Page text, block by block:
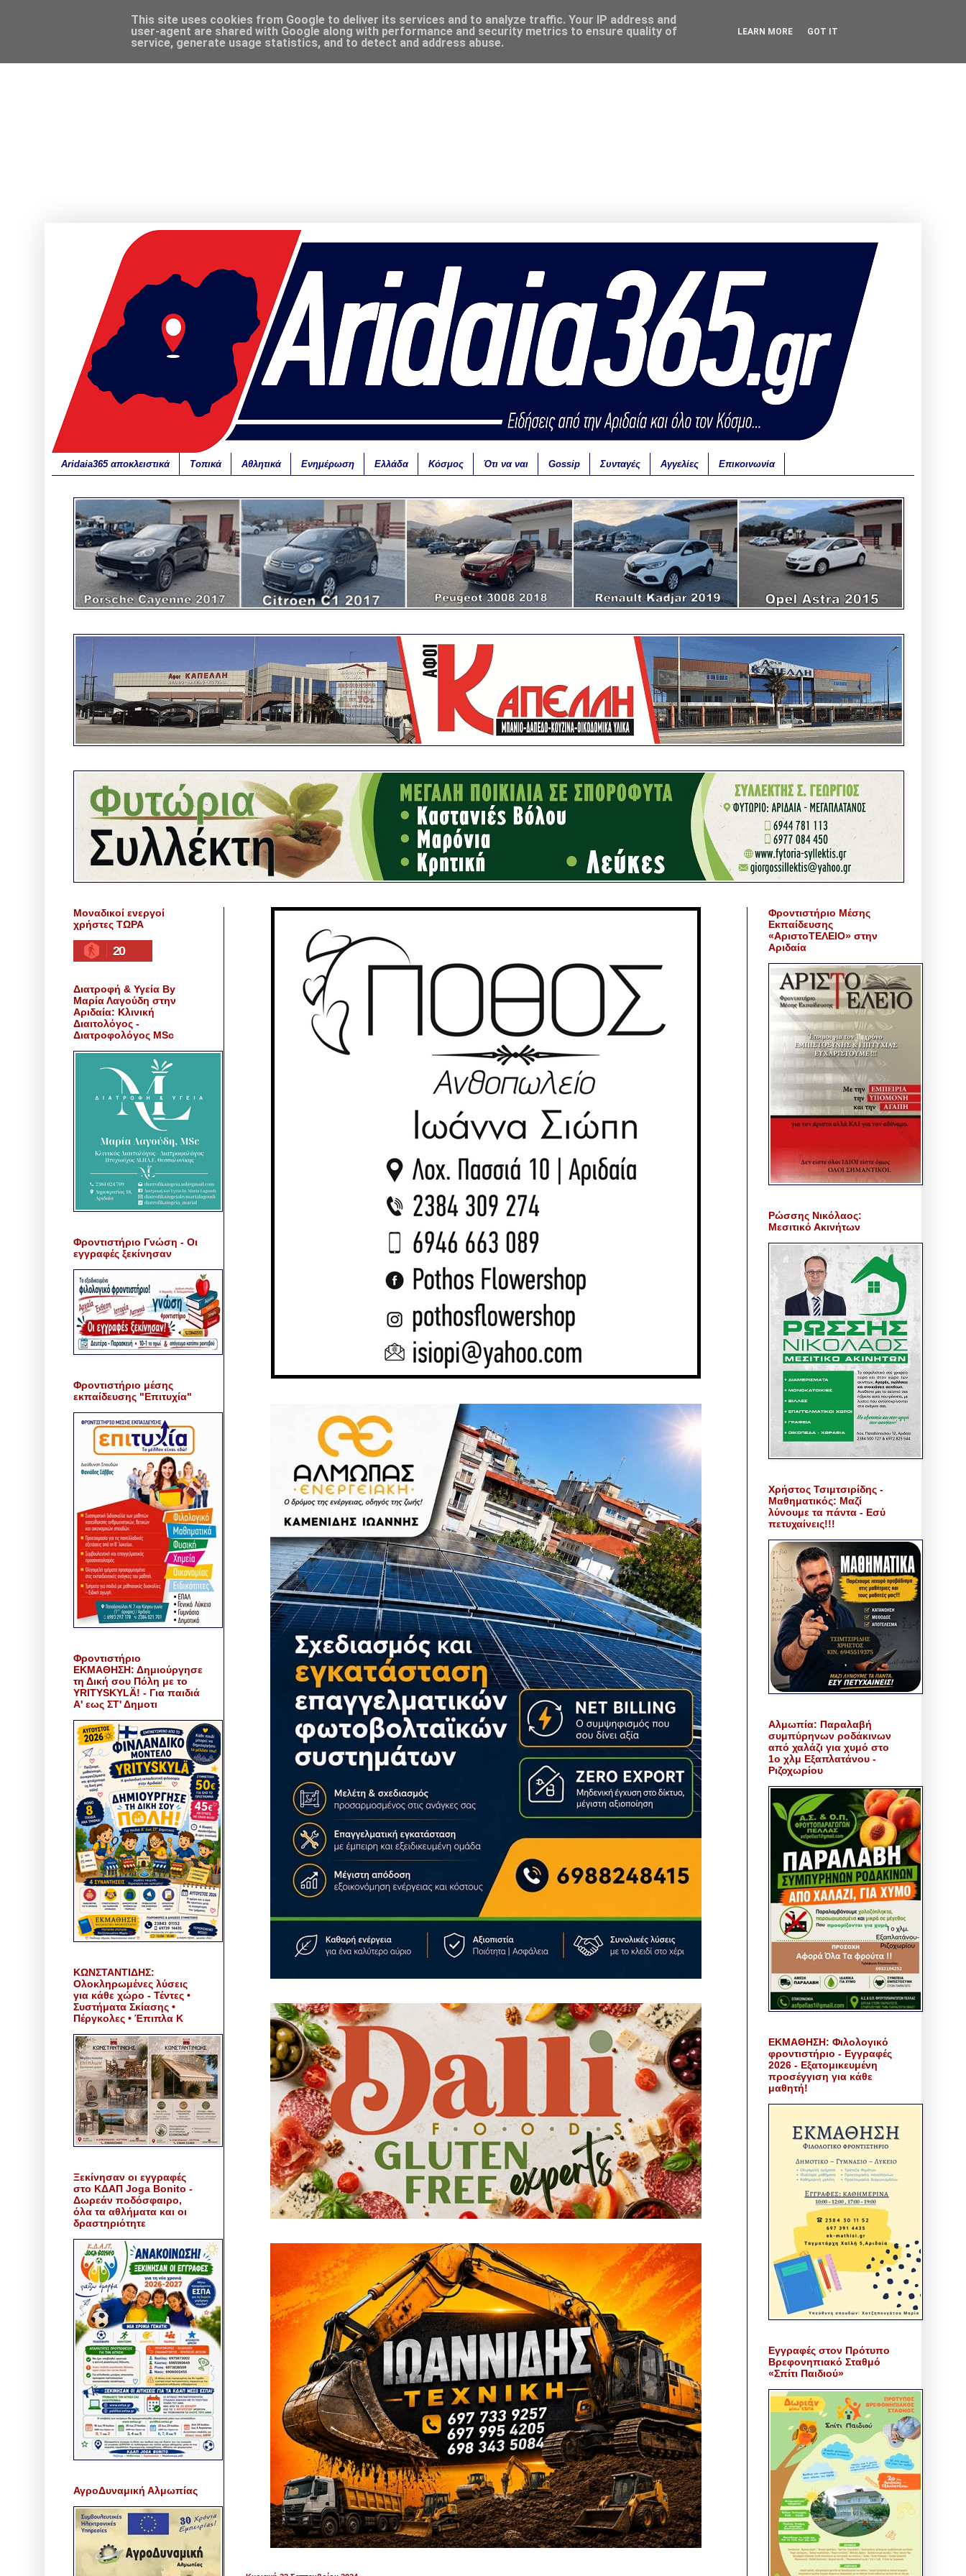
Aridaia365 αποκλειστικά Τοπικά Αθλητικά Ενημέρωση Ελλάδα Κόσμος Ότι να ναι Gossip Συνταγές Αγγελίες Επικοινωνία
Μοναδικοί ενεργοί
χρήστες ΤΩΡΑ
20
Διατροφή & Υγεία By
Μαρία Λαγούδη στην
Αριδαία: Κλινική
Διαιτολόγος -
Διατροφολόγος MSc
Φροντιστήριο Γνώση - Οι
εγγραφές ξεκίνησαν
Φροντιστήριο μέσης
εκπαίδευσης "Επιτυχία"
Φροντιστήριο
ΕΚΜΑΘΗΣΗ: Δημιούργησε
τη Δική σου Πόλη με το
YRITYSKYLÄ! - Για παιδιά
Α' εως ΣΤ' Δημοτι
ΚΩΝΣΤΑΝΤΙΔΗΣ:
Ολοκληρωμένες λύσεις
για κάθε χώρο - Τέντες •
Συστήματα Σκίασης •
Πέργκολες • Έπιπλα Κ
Ξεκίνησαν οι εγγραφές
στο ΚΔΑΠ Joga Bonito -
Δωρεάν ποδόσφαιρο,
όλα τα αθλήματα και οι
δραστηριότητε
ΑγροΔυναμική Αλμωπίας
Φροντιστήριο Μέσης
Εκπαίδευσης
«ΑριστοΤΕΛΕΙΟ» στην
Αριδαία
Ρώσσης Νικόλαος:
Μεσιτικό Ακινήτων
Χρήστος Τσιμτσιρίδης -
Μαθηματικός: Μαζί
λύνουμε τα πάντα - Εσύ
πετυχαίνεις!!!
Αλμωπία: Παραλαβή
συμπύρηνων ροδάκινων
από χαλάζι για χυμό στο
1ο χλμ Εξαπλατάνου -
Ριζοχωρίου
ΕΚΜΑΘΗΣΗ: Φιλολογικό
φροντιστήριο - Εγγραφές
2026 - Εξατομικευμένη
προσέγγιση για κάθε
μαθητή!
Εγγραφές στον Πρότυπο
Βρεφονηπιακό Σταθμό
«Σπίτι Παιδιού»
This site uses cookies from Google to deliver its services and to analyze traffic. Your IP address and
user-agent are shared with Google along with performance and security metrics to ensure quality of
service, generate usage statistics, and to detect and address abuse.
LEARN MORE GOT IT